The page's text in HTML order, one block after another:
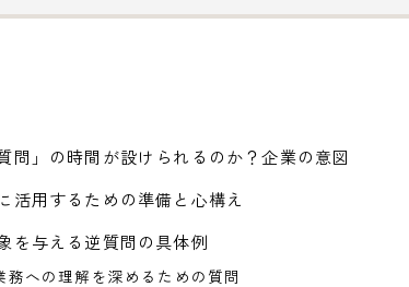
問」の時間が設けられるのか？企業の意図
活用するための準備と心構え
を与える逆質問の具体例
務への理解を深めるための質問